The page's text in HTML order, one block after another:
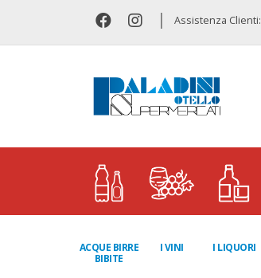
| Assistenza Clienti:
ACQUE BIRRE
BIBITE
I VINI I LIQUORI